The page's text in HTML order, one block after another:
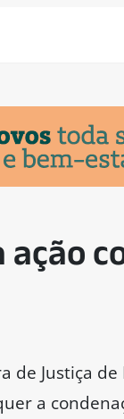
ação
de Justiça
a